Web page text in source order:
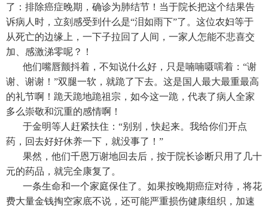
了：排除癌症晚期，确诊为肺结节！当于院长把这个结果告
诉病人时，立刻感受到什么是“泪如雨下”了。这位农妇等于
从死亡的边缘上，一下子拉回了人间，一家人怎能不悲喜交
加、感激涕零呢？！
他们嘴唇颤抖着，不知说什么好，只是喃喃嗫嚅着：“谢
谢、谢谢！”双腿一软，就跪了下去。这是国人最大最重最高
的礼节啊！跪天跪地跪祖宗，如今这一跪，代表了病人全家
多么崇敬和沉重的感情啊！
于金明等人赶紧扶住：“别别，快起来。我给你们开点
药，回去好好休养一下，就没事了！”
果然，他们千恩万谢地回去后，按于院长诊断只用了几十
元的药品，就完全康复了。
一条生命和一个家庭保住了。如果按晚期癌症对待，将花
费大量金钱掏空家底不说，还可能严重损伤健康组织，加速